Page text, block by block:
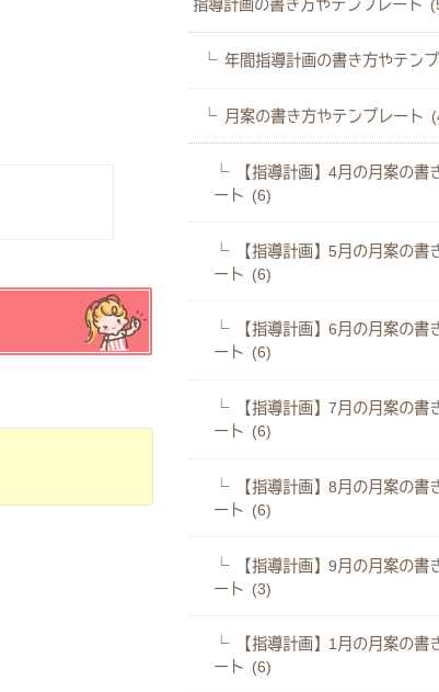
指導計画の書き方やテンプレート
年間指導計画の書き方やテン
月案の書き方やテンプレート
【指導計画】4月の月案の書
ート (6)
【指導計画】5月の月案の書
ート (6)
【指導計画】6月の月案の書
ート (6)
【指導計画】7月の月案の書
ート (6)
【指導計画】8月の月案の書
ート (6)
【指導計画】9月の月案の書
ート (3)
【指導計画】1月の月案の書
ート (6)